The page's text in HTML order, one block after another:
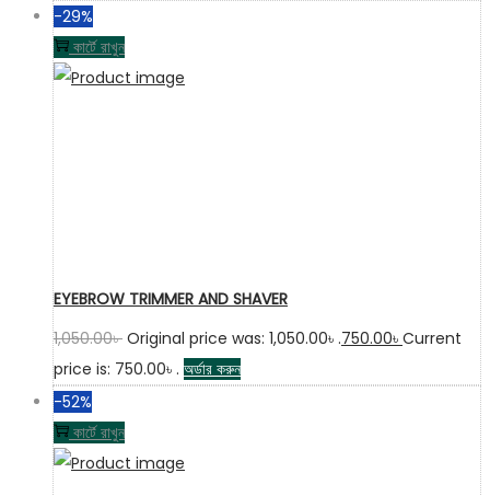
-29%
কার্টে রাখুন
EYEBROW TRIMMER AND SHAVER
1,050.00৳ Original price was: 1,050.00৳ .750.00৳ Current
price is: 750.00৳ . অর্ডার করুন
-52%
কার্টে রাখুন